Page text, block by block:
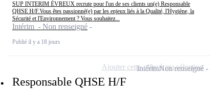
SUP INTERIM ÉVREUX recrute pour l'un de ses clients un(e) Responsable
QHSE H/F.Vous êtes passionné(e) par les enjeux liés à la Qualité, l'Hygiène, la
Sécurité et l'Environnement ? Vous souhaitez...
Intérim - Non renseigné
Publié il y a 18 jours
Responsable QHSE H/F
IntérimNon renseigné
Ajouter cette offre à ma sélection